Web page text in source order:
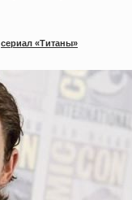
сериал «Титаны»